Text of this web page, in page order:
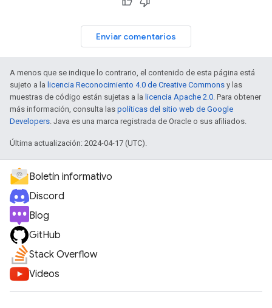
Enviar comentarios
A menos que se indique lo contrario, el contenido de esta página está
sujeto a la licencia Reconocimiento 4.0 de Creative Commons y las
muestras de código están sujetas a la licencia Apache 2.0. Para obtener
más información, consulta las políticas del sitio web de Google
Developers. Java es una marca registrada de Oracle o sus afiliados.
Última actualización: 2024-04-17 (UTC).
Boletín informativo
Discord
Blog
GitHub
Stack Overflow
Videos